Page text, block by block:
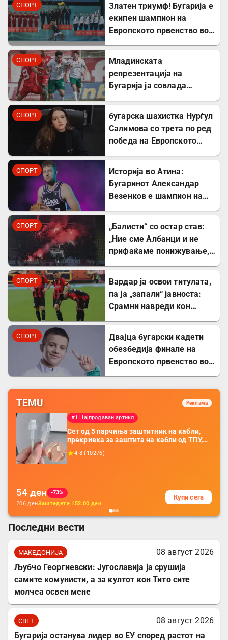
СПОРТ
Златен триумф! Бугарија е
екипен шампион на
Европското првенство во
СПОРТ
Младинската
репрезентација на
Бугарија ја совлада
СПОРТ
бугарска шахистка Нурѓул
Салимова со трета по ред
победа на Европското
Грузија
СПОРТ
Историја во Атина:
Бугаринот Александар
Везенков е шампион на
СПОРТ
„Балисти“ со остар став:
„Ние сме Албанци и не
прифаќаме понижување,
судење!“
СПОРТ
Вардар ја освои титулата,
па ја „запали“ јавноста:
Срамни навреди кон
СПОРТ
Двајца бугарски кадети
обезбедија финале на
Европското првенство во
TEMU Реклама
#1 Најпродаван артикл
Сет од 5 парчиња заштитник на кабли,
прекривка за заштита на кабли од ТПУ,
додатоци за заштита на кабли, без
батерија, за мобилни телефони, комплет
4.8 ( 10276)
54 ден
-73%
206денЗаштедете 152.00 ден
Купи сега
Последни вести
МАКЕДОНИЈА
08 август 2026
Љубчо Георгиевски: Југославија ја срушија
самите комунисти, а за култот кон Тито сите
молчеа освен мене
СВЕТ
08 август 2026
Бугарија останува лидер во ЕУ според растот на